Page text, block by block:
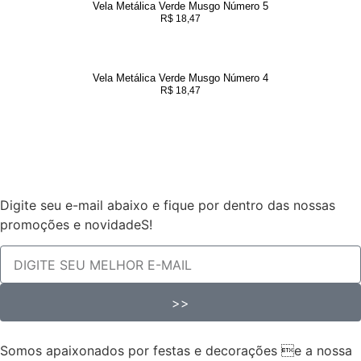
Vela Metálica Verde Musgo Número 5
R$ 18,47
Vela Metálica Verde Musgo Número 4
R$ 18,47
Digite seu e-mail abaixo e fique por dentro das nossas
promoções e novidadeS!
>>
Somos apaixonados por festas e decorações e a nossa